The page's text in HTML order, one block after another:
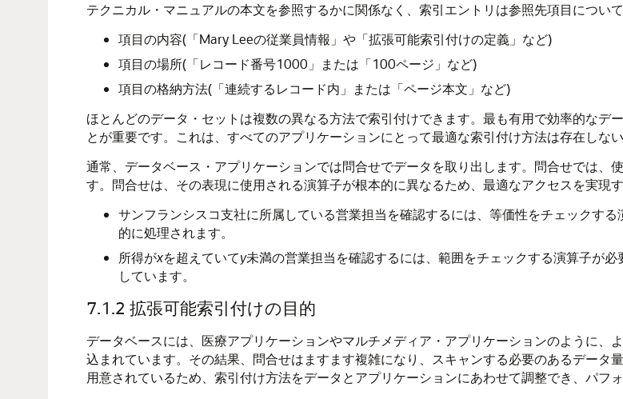
テクニカル・マニュアルの本文を参照するかに関係なく、索引エントリは参照先項目につい
項目の内容(「Mary Leeの従業員情報」や「拡張可能索引付けの定義」など)
項目の場所(「レコード番号1000」または「100ページ」など)
項目の格納方法(「連続するレコード内」または「ページ本文」など)
ほとんどのデータ・セットは複数の異なる方法で索引付けできます。最も有用で効率的なデ
とが重要です。これは、すべてのアプリケーションにとって最適な索引付け方法は存在しない
通常、データベース・アプリケーションでは問合せでデータを取り出します。問合せでは、
す。問合せは、その表現に使用される演算子が根本的に異なるため、最適なアクセスを実現
サンフランシスコ支社に所属している営業担当を確認するには、等価性をチェックす
的に処理されます。
所得がxを超えていてy未満の営業担当を確認するには、範囲をチェックする演算子が
しています。
7.1.2 拡張可能索引付けの目的
データベースには、医療アプリケーションやマルチメディア・アプリケーションのように、
込まれています。その結果、問合せはますます複雑になり、スキャンする必要のあるデー
用意されているため、索引付け方法をデータとアプリケーションにあわせて調整でき、パフ